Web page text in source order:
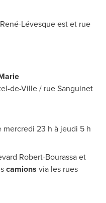
Lévesque est et rue
de-Ville / rue Sanguinet
23 h à jeudi 5 h
Robert-Bourassa et
camions via les rues